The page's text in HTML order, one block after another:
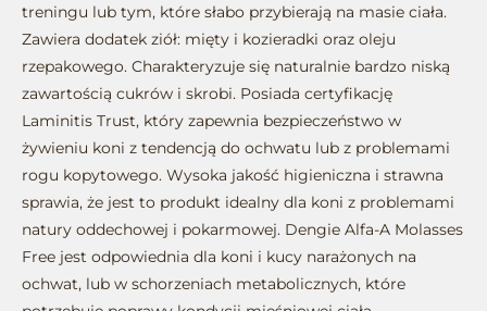
treningu lub tym, które słabo przybierają na masie ciała.
Zawiera dodatek ziół: mięty i kozieradki oraz oleju
rzepakowego. Charakteryzuje się naturalnie bardzo niską
zawartością cukrów i skrobi. Posiada certyfikację
Laminitis Trust, który zapewnia bezpieczeństwo w
żywieniu koni z tendencją do ochwatu lub z problemami
rogu kopytowego. Wysoka jakość higieniczna i strawna
sprawia, że jest to produkt idealny dla koni z problemami
natury oddechowej i pokarmowej. Dengie Alfa-A Molasses
Free jest odpowiednia dla koni i kucy narażonych na
ochwat, lub w schorzeniach metabolicznych, które